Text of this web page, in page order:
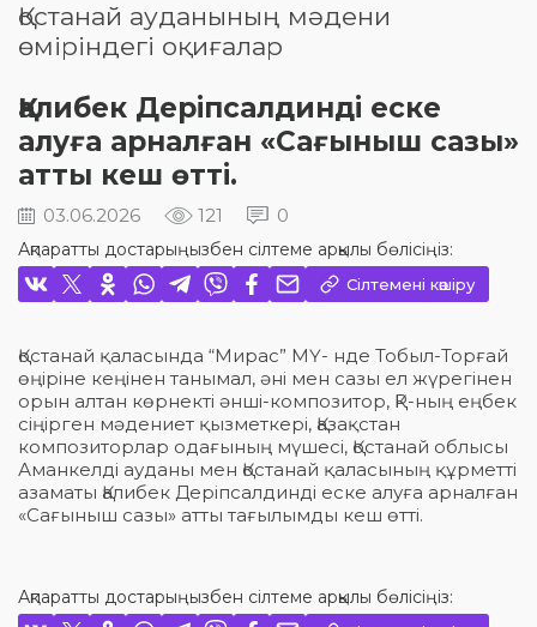
Қостанай ауданының мәдени
өміріндегі оқиғалар
Қалибек Деріпсалдинді еске
алуға арналған «Сағыныш сазы»
атты кеш өтті.
03.06.2026 121 0
Ақпаратты достарыңызбен сілтеме арқылы бөлісіңіз:
Сілтемені көшіру
Қостанай қаласында “Мирас” МҮ- нде Тобыл-Торғай
өңіріне кеңінен танымал, әні мен сазы ел жүрегінен
орын алтан көрнекті әнші-композитор, ҚР-ның еңбек
сіңірген мәдениет қызметкері, Қазақстан
композиторлар одағының мүшесі, Қостанай облысы
Аманкелді ауданы мен Қостанай қаласының құрметті
азаматы Қалибек Деріпсалдинді еске алуға арналған
«Сағыныш сазы» атты тағылымды кеш өтті.
Ақпаратты достарыңызбен сілтеме арқылы бөлісіңіз: